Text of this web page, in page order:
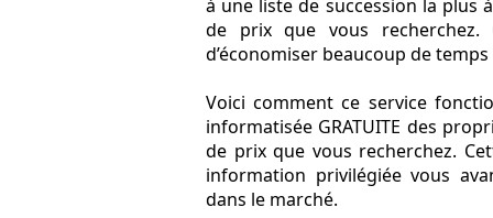
à une liste de succession la plus
de prix que vous recherchez.
d’économiser beaucoup de temps
Voici comment ce service
informatisée GRATUITE des
de prix que vous recherchez.
information privilégiée vous
dans le marché.